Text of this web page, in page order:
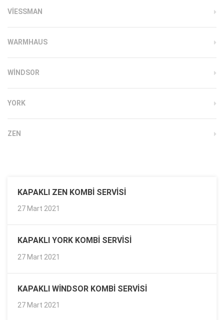
VIESSMAN
WARMHAUS
WINDSOR
YORK
ZEN
KAPAKLI ZEN KOMBI SERVISI
27 Mart 2021
KAPAKLI YORK KOMBI SERVISI
27 Mart 2021
KAPAKLI WINDSOR KOMBI SERVISI
27 Mart 2021